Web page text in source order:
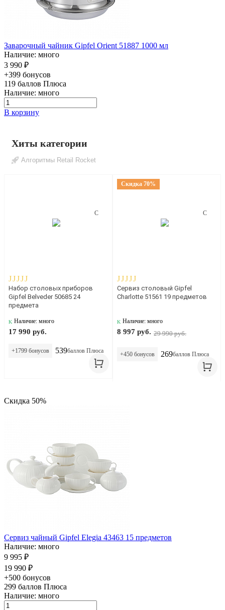
Заварочный чайник Gipfel Orient 51887 1000 мл
Наличие: много
3 990 ₽
+399 бонусов
119 баллов Плюса
Наличие: много
В корзину
Хиты категории
Алгоритмы Retail Rocket
Набор столовых приборов
Gipfel Belveder 50685 24
предмета
17 990 руб.
+1799 бонусов 539баллов Плюса
Наличие: много
Скидка 70%
Сервиз столовый Gipfel
Charlotte 51561 19 предметов
8 997 руб. 29 990 руб.
+450 бонусов 269баллов Плюса
Наличие: много
Скидка 50%
Сервиз чайный Gipfel Elegia 43463 15 предметов
Наличие: много
9 995 ₽
19 990 ₽
+500 бонусов
299 баллов Плюса
Наличие: много